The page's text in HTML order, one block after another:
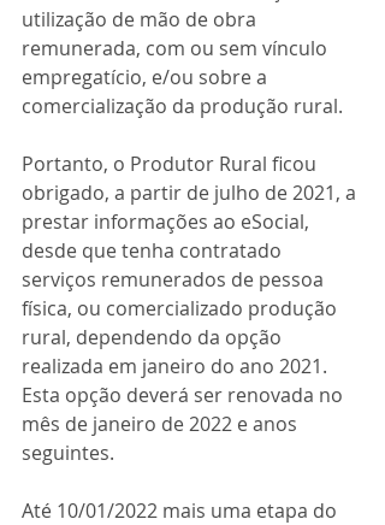
utilização de mão de obra
remunerada, com ou sem vínculo
empregatício, e/ou sobre a
comercialização da produção rural.
Portanto, o Produtor Rural ficou
obrigado, a partir de julho de 2021, a
prestar informações ao eSocial,
desde que tenha contratado
serviços remunerados de pessoa
física, ou comercializado produção
rural, dependendo da opção
realizada em janeiro do ano 2021.
Esta opção deverá ser renovada no
mês de janeiro de 2022 e anos
seguintes.
Até 10/01/2022 mais uma etapa do